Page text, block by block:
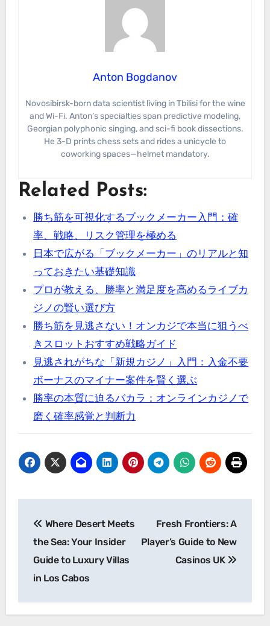
Anton Bogdanov
Novosibirsk-born data scientist living in Tbilisi for the wine
and Wi-Fi. Anton’s specialties span predictive modeling,
Georgian polyphonic singing, and sci-fi book dissections.
He 3-D prints chess sets and rides a unicycle to
coworking spaces—helmet mandatory.
Related Posts:
勝ち筋を可視化するブックメーカー入門：確
率、戦略、リスク管理を極める
日本で広がる「ブックメーカー」のリアルと知
っておきたい基礎知識
プロが教える、勝率と満足度を高めるライブカ
ジノの賢い選び方
勝ち筋を見逃さない！オンカジで本当に狙うべ
きスロットおすすめ戦略ガイド
見逃されがちな「新規カジノ」入門：入金不要
ボーナスのマイナー案件を賢く選ぶ
勝率の本質に迫るバカラ：オンラインカジノで
磨く確率感覚と判断力
navigation
Where Desert Meets
the Sea: Your Insider
Guide to Luxury Villas
in Los Cabos
Fresh Frontiers: A
Player’s Guide to New
Casinos UK